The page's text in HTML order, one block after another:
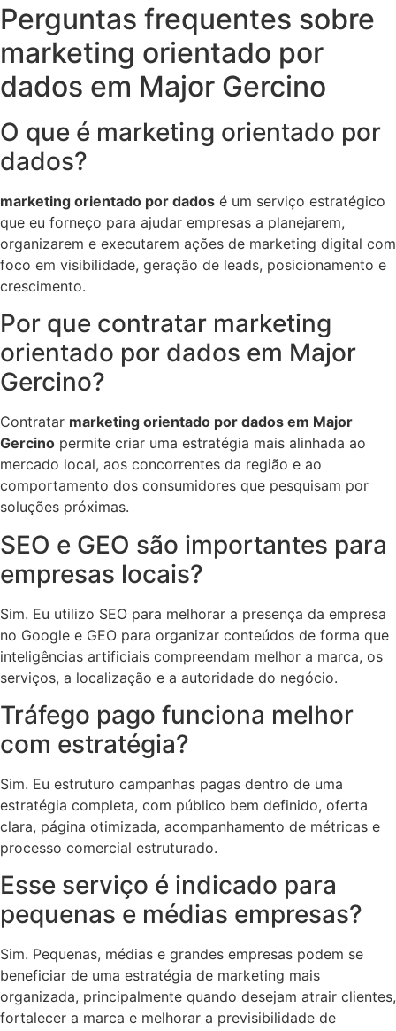
Perguntas frequentes sobre
marketing orientado por
dados em Major Gercino
O que é marketing orientado por
dados?
marketing orientado por dados é um serviço estratégico
que eu forneço para ajudar empresas a planejarem,
organizarem e executarem ações de marketing digital com
foco em visibilidade, geração de leads, posicionamento e
crescimento.
Por que contratar marketing
orientado por dados em Major
Gercino?
Contratar marketing orientado por dados em Major
Gercino permite criar uma estratégia mais alinhada ao
mercado local, aos concorrentes da região e ao
comportamento dos consumidores que pesquisam por
soluções próximas.
SEO e GEO são importantes para
empresas locais?
Sim. Eu utilizo SEO para melhorar a presença da empresa
no Google e GEO para organizar conteúdos de forma que
inteligências artificiais compreendam melhor a marca, os
serviços, a localização e a autoridade do negócio.
Tráfego pago funciona melhor
com estratégia?
Sim. Eu estruturo campanhas pagas dentro de uma
estratégia completa, com público bem definido, oferta
clara, página otimizada, acompanhamento de métricas e
processo comercial estruturado.
Esse serviço é indicado para
pequenas e médias empresas?
Sim. Pequenas, médias e grandes empresas podem se
beneficiar de uma estratégia de marketing mais
organizada, principalmente quando desejam atrair clientes,
fortalecer a marca e melhorar a previsibilidade de